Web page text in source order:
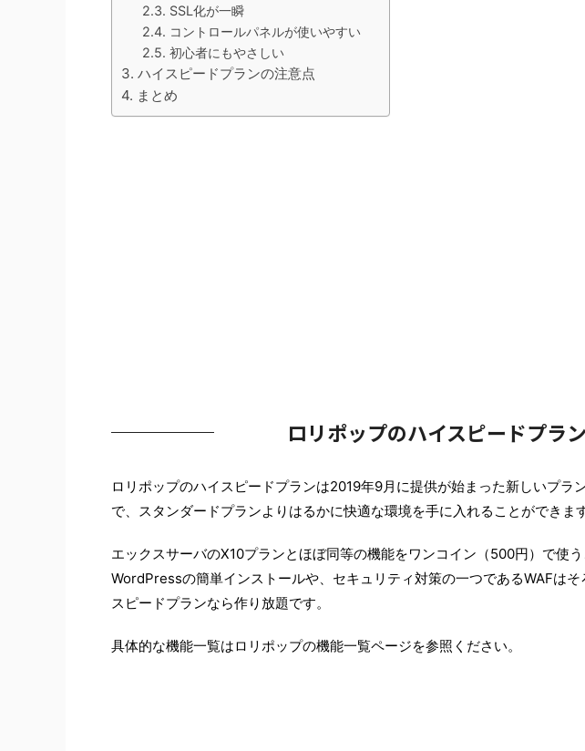
SSL化が一瞬
コントロールパネルが使いやすい
初心者にもやさしい
ハイスピードプランの注意点
まとめ
ロリポップのハイスピードプラ
ロリポップのハイスピードプランは2019年9月に提供が始まった新しいプラ
で、スタンダードプランよりはるかに快適な環境を手に入れることができます
エックスサーバのX10プランとほぼ同等の機能をワンコイン（500円）で使
WordPressの簡単インストールや、セキュリティ対策の一つであるWAFは
スピードプランなら作り放題です。
具体的な機能一覧はロリポップの機能一覧ページを参照ください。